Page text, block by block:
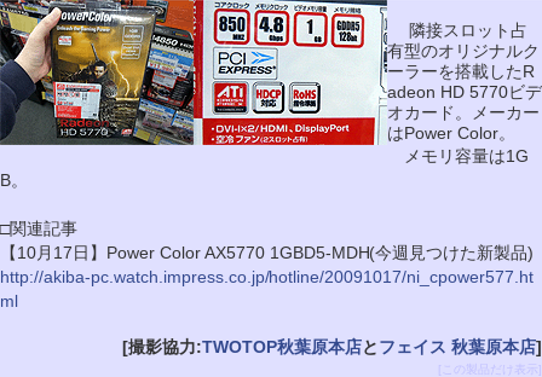
隣接スロット占
有型のオリジナルク
ーラーを搭載したR
adeon HD 5770ビデ
オカード。メーカー
はPower Color。
メモリ容量は1G
B。
□関連記事
【10月17日】Power Color AX5770 1GBD5-MDH(今週見つけた新製品)
http://akiba-pc.watch.impress.co.jp/hotline/20091017/ni_cpower577.ht
ml
[撮影協力:TWOTOP秋葉原本店とフェイス 秋葉原本店]
[この製品だけ表示]